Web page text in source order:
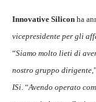
Innovative Silicon ha
vicepresidente per gli
“Siamo molto lieti di
nostro gruppo dirigente
ISi. “Avendo operato